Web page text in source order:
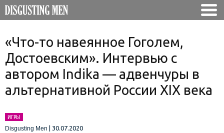
«Что-то навеянное Гоголем,
Достоевским». Интервью с
автором Indika — адвенчуры в
альтернативной России XIX века
ИГРЫ
Disgusting Men
30.07.2020